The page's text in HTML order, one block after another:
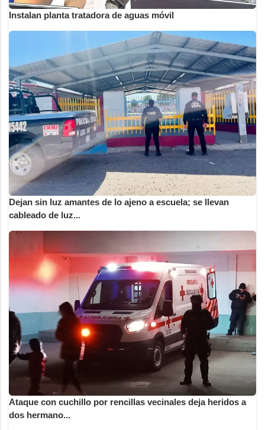
Instalan planta tratadora de aguas móvil
Dejan sin luz amantes de lo ajeno a escuela; se llevan
cableado de luz...
Ataque con cuchillo por rencillas vecinales deja heridos a
dos hermano...